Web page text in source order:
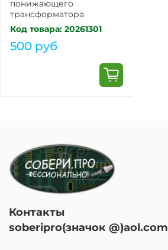
понижающего
трансформатора
Код товара: 20261301
500 руб
Контакты
soberipro(значок @)aol.com